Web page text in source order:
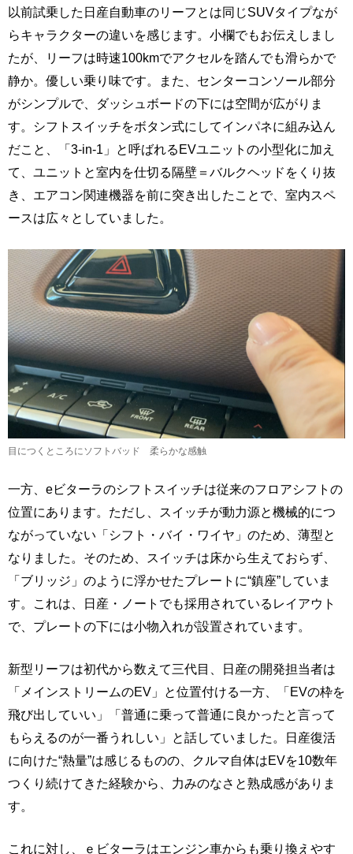
以前試乗した日産自動車のリーフとは同じSUVタイプなが
らキャラクターの違いを感じます。小欄でもお伝えしまし
たが、リーフは時速100kmでアクセルを踏んでも滑らかで
静か。優しい乗り味です。また、センターコンソール部分
がシンプルで、ダッシュボードの下には空間が広がりま
す。シフトスイッチをボタン式にしてインパネに組み込ん
だこと、「3-in-1」と呼ばれるEVユニットの小型化に加え
て、ユニットと室内を仕切る隔壁＝バルクヘッドをくり抜
き、エアコン関連機器を前に突き出したことで、室内スペ
ースは広々としていました。
目につくところにソフトバッド 柔らかな感触
一方、eビターラのシフトスイッチは従来のフロアシフトの
位置にあります。ただし、スイッチが動力源と機械的につ
ながっていない「シフト・バイ・ワイヤ」のため、薄型と
なりました。そのため、スイッチは床から生えておらず、
「ブリッジ」のように浮かせたプレートに“鎮座”していま
す。これは、日産・ノートでも採用されているレイアウト
で、プレートの下には小物入れが設置されています。
新型リーフは初代から数えて三代目、日産の開発担当者は
「メインストリームのEV」と位置付ける一方、「EVの枠を
飛び出していい」「普通に乗って普通に良かったと言って
もらえるのが一番うれしい」と話していました。日産復活
に向けた“熱量”は感じるものの、クルマ自体はEVを10数年
つくり続けてきた経験から、力みのなさと熟成感がありま
す。
これに対し、ｅビターラはエンジン車からも乗り換えやす